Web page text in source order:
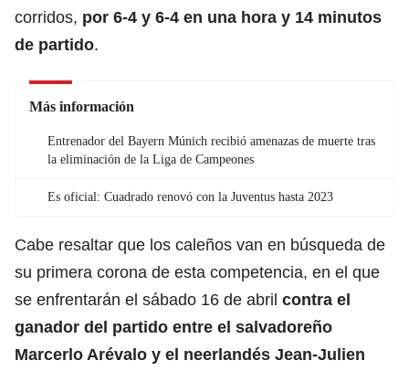
corridos, por 6-4 y 6-4 en una hora y 14 minutos
de partido.
Más información
Entrenador del Bayern Múnich recibió amenazas de muerte tras
la eliminación de la Liga de Campeones
Es oficial: Cuadrado renovó con la Juventus hasta 2023
Cabe resaltar que los caleños van en búsqueda de
su primera corona de esta competencia, en el que
se enfrentarán el sábado 16 de abril contra el
ganador del partido entre el salvadoreño
Marcerlo Arévalo y el neerlandés Jean-Julien